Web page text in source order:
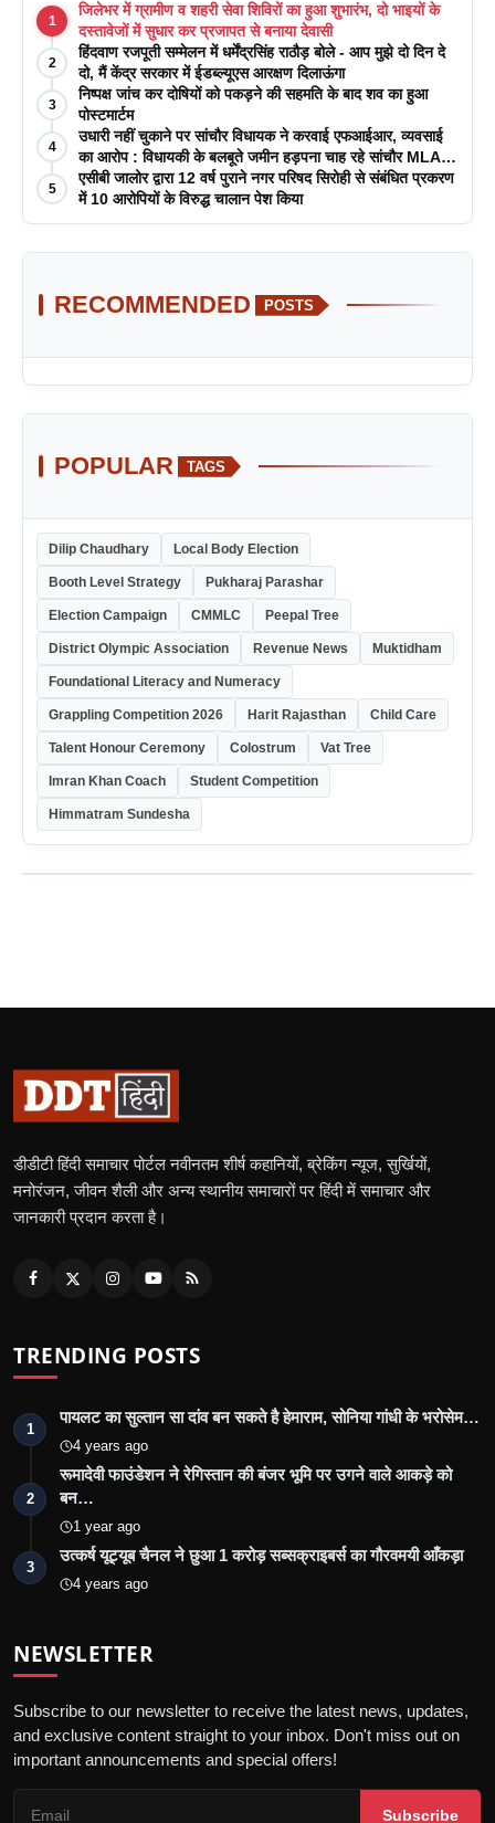
1
जिलेभर में ग्रामीण व शहरी सेवा शिविरों का हुआ शुभारंभ, दो भाइयों के
दस्तावेजों में सुधार कर प्रजापत से बनाया देवासी
2
हिंदवाण रजपूती सम्मेलन में धर्मेंद्रसिंह राठौड़ बोले - आप मुझे दो दिन दे
दो, मैं केंद्र सरकार में ईडब्ल्यूएस आरक्षण दिलाऊंगा
3
निष्पक्ष जांच कर दोषियों को पकड़ने की सहमति के बाद शव का हुआ
पोस्टमार्टम
4
उधारी नहीं चुकाने पर सांचौर विधायक ने करवाई एफआईआर, व्यवसाई
का आरोप : विधायकी के बलबूते जमीन हड़पना चाह रहे सांचौर MLA
जीवाराम !
5
एसीबी जालोर द्वारा 12 वर्ष पुराने नगर परिषद सिरोही से संबंधित प्रकरण
में 10 आरोपियों के विरुद्ध चालान पेश किया
RECOMMENDED POSTS
POPULAR TAGS
Dilip Chaudhary Local Body Election
Booth Level Strategy Pukharaj Parashar
Election Campaign CMMLC Peepal Tree
District Olympic Association Revenue News Muktidham
Foundational Literacy and Numeracy
Grappling Competition 2026 Harit Rajasthan Child Care
Talent Honour Ceremony Colostrum Vat Tree
Imran Khan Coach Student Competition
Himmatram Sundesha
डीडीटी हिंदी समाचार पोर्टल नवीनतम शीर्ष कहानियों, ब्रेकिंग न्यूज, सुर्खियों,
मनोरंजन, जीवन शैली और अन्य स्थानीय समाचारों पर हिंदी में समाचार और
जानकारी प्रदान करता है।
TRENDING POSTS
1
पायलट का सुल्तान सा दांव बन सकते है हेमाराम, सोनिया गांधी के भरोसेम…
4 years ago
2
रूमादेवी फाउंडेशन ने रेगिस्तान की बंजर भूमि पर उगने वाले आकड़े को
बन…
1 year ago
3
उत्कर्ष यूट्यूब चैनल ने छुआ 1 करोड़ सब्सक्राइबर्स का गौरवमयी आँकड़ा
4 years ago
NEWSLETTER
Subscribe to our newsletter to receive the latest news, updates,
and exclusive content straight to your inbox. Don't miss out on
important announcements and special offers!
Subscribe